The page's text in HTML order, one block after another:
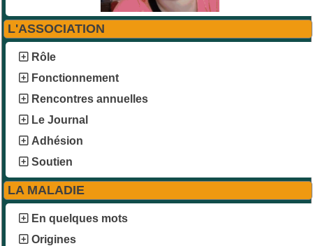
L'ASSOCIATION
Rôle
Fonctionnement
Rencontres annuelles
Le Journal
Adhésion
Soutien
LA MALADIE
En quelques mots
Origines